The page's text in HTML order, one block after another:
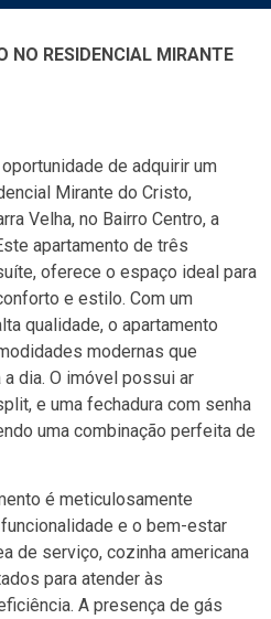
NO RESIDENCIAL MIRANTE
de adquirir um
Mirante do Cristo,
Velha, no Bairro Centro, a
apartamento de três
oferece o espaço ideal para
e estilo. Com um
qualidade, o apartamento
modernas que
dia. O imóvel possui ar
e uma fechadura com senha
uma combinação perfeita de
é meticulosamente
e o bem-estar
de serviço, cozinha americana
para atender às
A presença de gás